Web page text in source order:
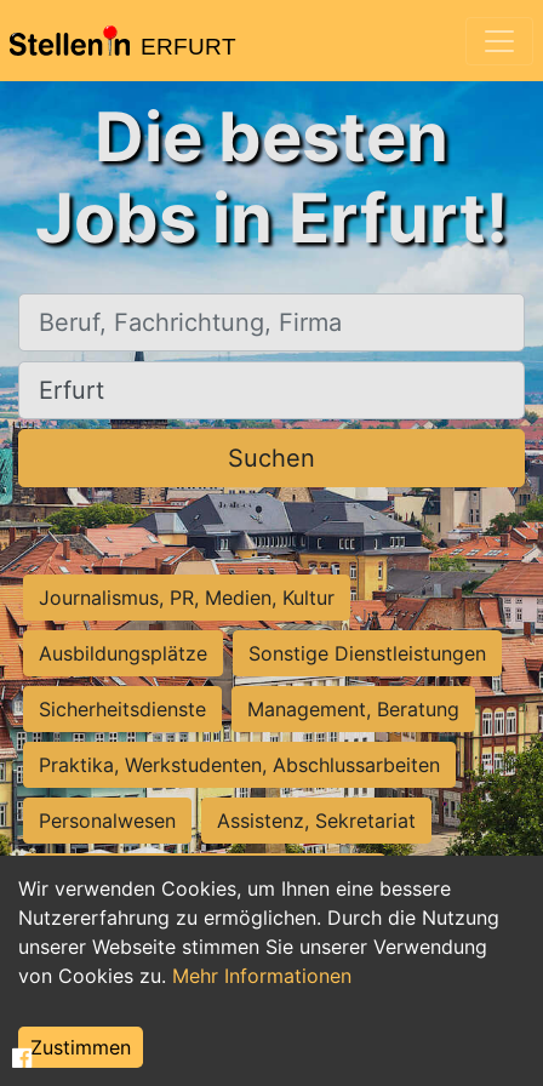
ERFURT
Wir verwenden Cookies, um Ihnen eine bessere
Nutzererfahrung zu ermöglichen. Durch die Nutzung
unserer Webseite stimmen Sie unserer Verwendung
von Cookies zu. Mehr Informationen
Zustimmen
Die besten
Jobs in Erfurt!
Beruf, Fachrichtung, Firma
Ort, Stadt
Suchen
Journalismus, PR, Medien, Kultur
Ausbildungsplätze Sonstige Dienstleistungen
Sicherheitsdienste Management, Beratung
Praktika, Werkstudenten, Abschlussarbeiten
Personalwesen Assistenz, Sekretariat
Hilfskräfte, Aushilfs- und Nebenjobs
Einkauf, Logistik, Materialwirtschaft
Weiterbildung, Studium, duale Ausbildung
Tourismus